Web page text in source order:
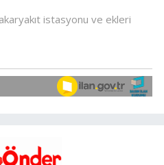
Türk Tarih Kurumu'ndan tarihi
.